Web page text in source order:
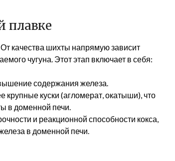
плавке
качества шихты напрямую зависит
чугуна. Этот этап включает в себя:
содержания железа.
куски (агломерат, окатыши), что
в доменной печи.
и реакционной способности кокса,
в доменной печи.